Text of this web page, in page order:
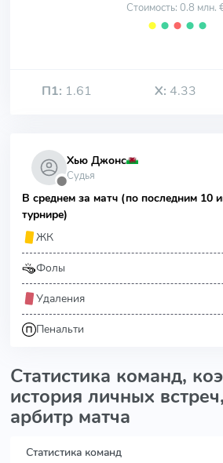
Стоимость: 0.8 млн.
⬤ ⬤ ⬤ ⬤ ⬤
П1: 1.61 Х: 4.33
⬤
Хью Джонс
Судья
В среднем за матч (по последним 10
турнире)
ЖК
Фолы
Удаления
Пенальти
Статистика команд,
история личных
арбитр матча
Статистика команд